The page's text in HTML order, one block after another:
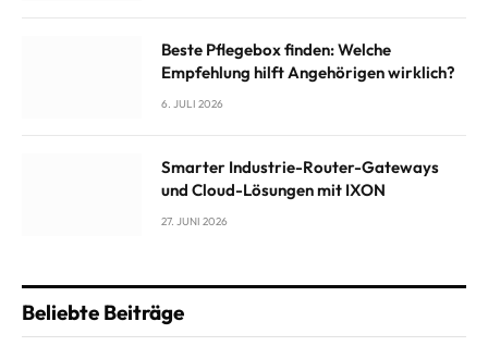
Beste Pflegebox finden: Welche
Empfehlung hilft Angehörigen wirklich?
6. JULI 2026
Smarter Industrie-Router-Gateways
und Cloud-Lösungen mit IXON
27. JUNI 2026
Beliebte Beiträge